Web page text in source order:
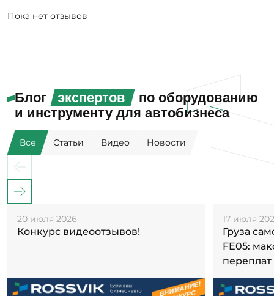
Пока нет отзывов
Блог экспертов
по оборудованию
и инструменту для автобизнеса
Все Статьи Видео Новости
20 июля 2026
Конкурс видеоотзывов!
17 июля
Груза
FE05:
переплат